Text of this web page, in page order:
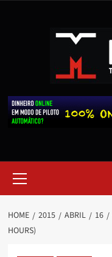
HOME 2015 ABRIL 16
HOURS)